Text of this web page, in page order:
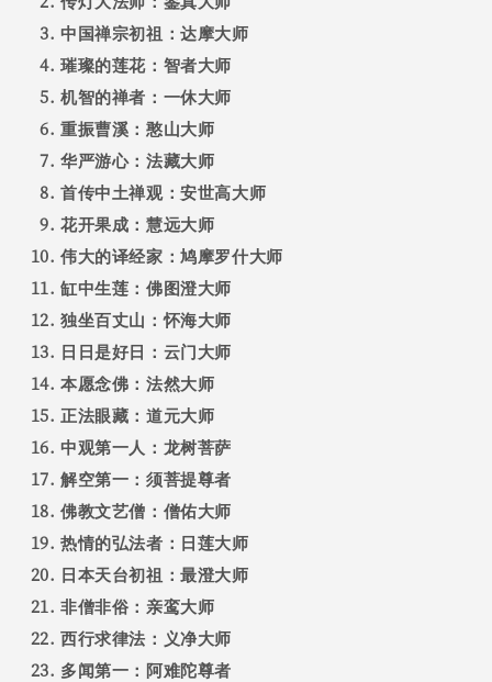
中国禅宗初祖：达摩大师
璀璨的莲花：智者大师
机智的禅者：一休大师
重振曹溪：憨山大师
华严游心：法藏大师
首传中土禅观：安世高大师
花开果成：慧远大师
伟大的译经家：鸠摩罗什大师
缸中生莲：佛图澄大师
独坐百丈山：怀海大师
日日是好日：云门大师
本愿念佛：法然大师
正法眼藏：道元大师
中观第一人：龙树菩萨
解空第一：须菩提尊者
佛教文艺僧：僧佑大师
热情的弘法者：日莲大师
日本天台初祖：最澄大师
非僧非俗：亲鸾大师
西行求律法：义净大师
多闻第一：阿难陀尊者